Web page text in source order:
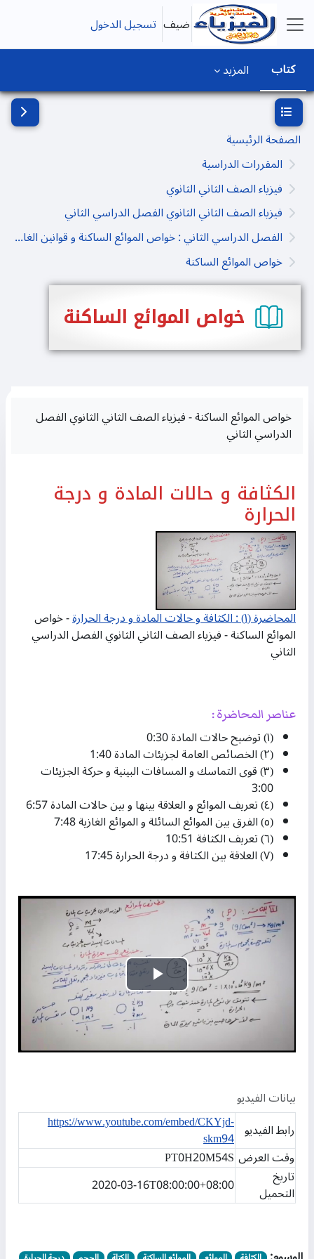
تخطى إلى المحتوى الرئيسي
واجهة جانبية
ضيف تسجيل الدخول
كتاب
المزيد
الصفحة الرئيسية
المقررات الدراسية
فيزياء الصف الثاني الثانوي
فيزياء الصف الثاني الثانوي الفصل الدراسي الثاني
الفصل الدراسي الثاني : خواص الموائع الساكنة و قوانين الغازات
خواص الموائع الساكنة
خواص الموائع الساكنة
فتح فهرس المقرر فتح
خواص الموائع الساكنة - فيزياء الصف الثاني الثانوي الفصل
الدراسي الثاني
الكثافة و حالات المادة و درجة
الحرارة
المحاضرة (١) : الكثافة و حالات المادة و درجة الحرارة - خواص
الموائع الساكنة - فيزياء الصف الثاني الثانوي الفصل الدراسي
الثاني
عناصر المحاضرة :
(١) توضيح حالات المادة 0:30​
(٢) الخصائص العامة لجزيئات المادة 1:40​
(٣) قوى التماسك و المسافات البينية و حركة الجزيئات
3:00​
(٤) تعريف الموائع و العلاقة بينها و بين حالات المادة 6:57​
(٥) الفرق بين الموائع السائلة و الموائع الغازية 7:48​
(٦) تعريف الكثافة 10:51​
(٧) العلاقة بين الكثافة و درجة الحرارة 17:45​
تشغيل
الفيديو
بيانات الفيديو
رابط الفيديو https://www.youtube.com/embed/CKYjd-
skm94
وقت العرض PT0H20M54S
تاريخ
التحميل 2020-03-16T08:00:00+08:00